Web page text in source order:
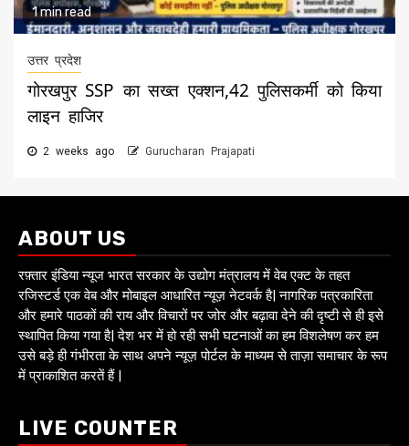
1 min read
उत्तर प्रदेश
गोरखपुर SSP का सख्त एक्शन,42 पुलिसकर्मी को किया
लाइन हाजिर
2 weeks ago Gurucharan Prajapati
ABOUT US
रफ़्तार इंडिया न्यूज भारत सरकार के उद्योग मंत्रालय में वेब एक्ट के तहत
रजिस्टर्ड एक वेब और मोबाइल आधारित न्यूज़ नेटवर्क है| नागरिक पत्रकारिता
और हमारे पाठकों की राय और विचारों पर जोर और बढ़ावा देने की दृष्टी से ही इसे
स्थापित किया गया है| देश भर में हो रही सभी घटनाओं का हम विशलेषण कर हम
उसे बड़े ही गंभीरता के साथ अपने न्यूज़ पोर्टल के माध्यम से ताज़ा समाचार के रूप
में प्राकाशित करतें हैं |
LIVE COUNTER